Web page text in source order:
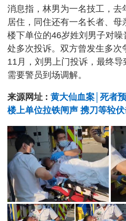
消息指，林男为一名技工，去
居住，同住还有一名长者、母
楼下单位的46岁姓刘男子对
处多次投诉。双方曾发生多次
11月，刘男上门投诉，最终导
需要警员到场调解。
来源网址 : 黄大仙血案│死者
楼上单位拉铁闸声 携刀等䢂